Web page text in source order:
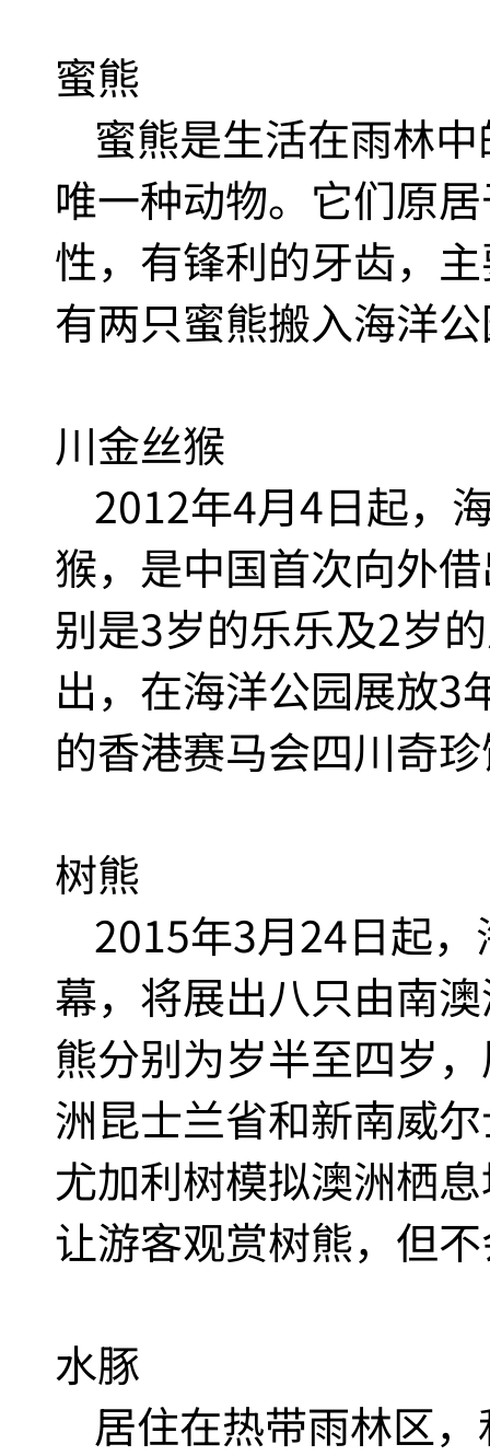
蜜熊
蜜熊是生活在雨林
唯一种动物。它们原
性，有锋利的牙齿，
有两只蜜熊搬入海洋
川金丝猴
2012年4月4日起，
猴，是中国首次向外
别是3岁的乐乐及2岁
出，在海洋公园展放3
的香港赛马会四川奇
树熊
2015年3月24日起
幕，将展出八只由南
熊分别为岁半至四岁
洲昆士兰省和新南威
尤加利树模拟澳洲栖
让游客观赏树熊，但
水豚
居住在热带雨林区